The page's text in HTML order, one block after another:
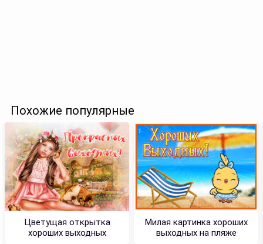
Похожие популярные
Цветущая открытка
хороших выходных
Милая картинка хороших
выходных на пляже